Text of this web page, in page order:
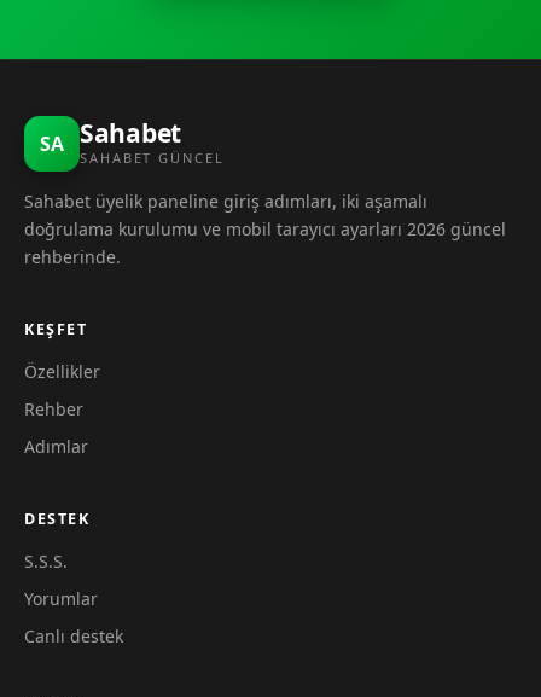
SA Sahabet
SAHABET GÜNCEL
Sahabet üyelik paneline giriş adımları, iki aşamalı
doğrulama kurulumu ve mobil tarayıcı ayarları 2026 güncel
rehberinde.
KEŞFET
Özellikler
Rehber
Adımlar
DESTEK
S.S.S.
Yorumlar
Canlı destek